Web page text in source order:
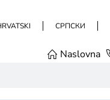
СРПСКИ
Naslovna